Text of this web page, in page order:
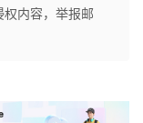
内容，举报邮